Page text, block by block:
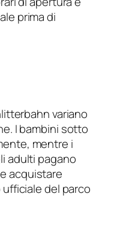
prima di
variano
I bambini sotto
mentre i
adulti pagano
acquistare
del parco